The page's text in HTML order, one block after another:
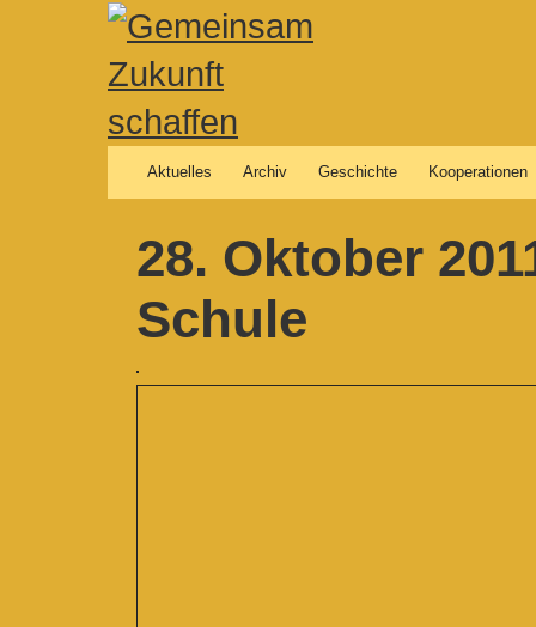
Aktuelles Archiv Geschichte Kooperationen
28. Oktober
Schule